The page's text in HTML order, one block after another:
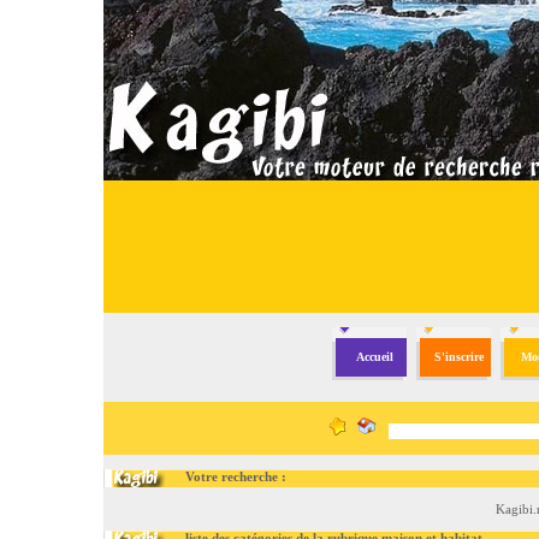
Accueil S'inscrire
Votre recherche :